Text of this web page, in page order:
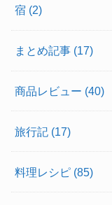
宿 (2)
まとめ記事 (17)
商品レビュー (40)
旅行記 (17)
料理レシピ (85)